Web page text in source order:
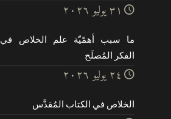
۳۱ يوليو ۲۰۲٦
ما سبب أهمّيّة علم الخلاص في
الفكر المُصلَح
۲٤ يوليو ۲۰۲٦
الخلاص في الكتاب المُقدَّس